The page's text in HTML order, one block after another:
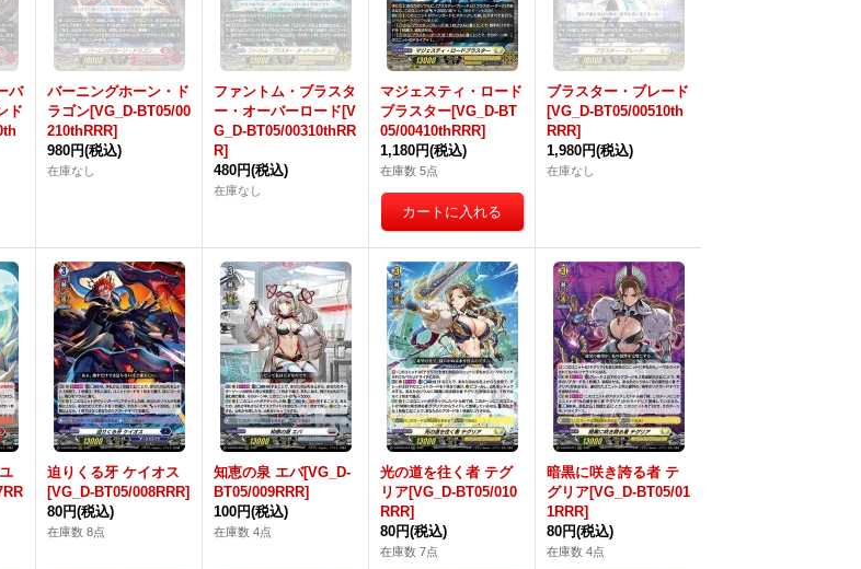
バ
ド
バーニングホーン・ド
ラゴン[VG_D-BT05/00
210thRRR]
980円(税込)
在庫なし
ファントム・ブラスタ
ー・オーバーロード[V
G_D-BT05/00310thRR
R]
480円(税込)
在庫なし
マジェスティ・ロード
ブラスター[VG_D-BT
05/00410thRRR]
1,180円(税込)
在庫数 5点
ブラスター・ブレード
[VG_D-BT05/00510th
RRR]
1,980円(税込)
在庫なし
迫りくる牙 ケイオス
[VG_D-BT05/008RRR]
80円(税込)
在庫数 8点
知恵の泉 エバ[VG_D-
BT05/009RRR]
100円(税込)
在庫数 4点
光の道を往く者 テグ
リア[VG_D-BT05/010
RRR]
80円(税込)
在庫数 7点
暗黒に咲き誇る者 テ
グリア[VG_D-BT05/01
1RRR]
80円(税込)
在庫数 4点